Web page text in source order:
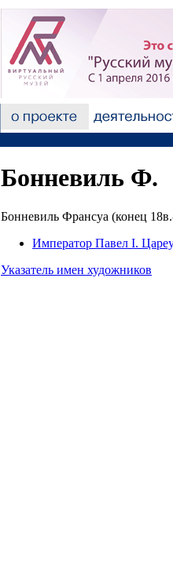
Бонневиль Ф.
Бонневиль Франсуа (конец
Император Павел I.
Указатель имен художников